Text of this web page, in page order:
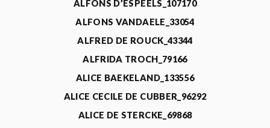
ALFONS D’ESPEELS_107170
ALFONS VANDAELE_33054
ALFRED DE ROUCK_43344
ALFRIDA TROCH_79166
ALICE BAEKELAND_133556
ALICE CECILE DE CUBBER_96292
ALICE DE STERCKE_69868